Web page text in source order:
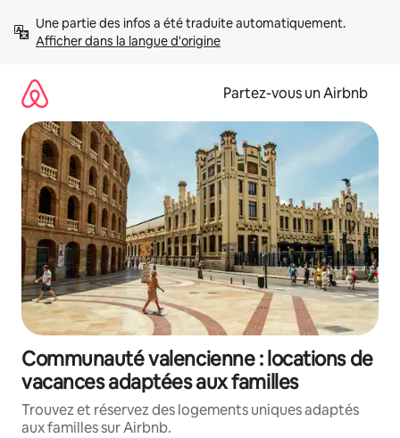
directement
Afficher dans la langue d'origine
Partez-vous un Airbnb
Communauté valencienne : locations de
vacances adaptées aux familles
Trouvez et réservez des logements uniques adaptés
aux familles sur Airbnb.